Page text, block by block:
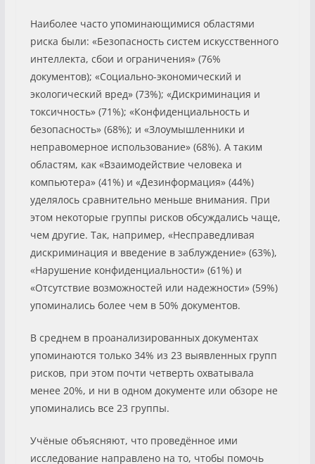
Наиболее часто упоминающимися областями
риска были: «Безопасность систем искусственного
интеллекта, сбои и ограничения» (76%
документов); «Социально-экономический и
экологический вред» (73%); «Дискриминация и
токсичность» (71%); «Конфиденциальность и
безопасность» (68%); и «Злоумышленники и
неправомерное использование» (68%). А таким
областям, как «Взаимодействие человека и
компьютера» (41%) и «Дезинформация» (44%)
уделялось сравнительно меньше внимания. При
этом некоторые группы рисков обсуждались чаще,
чем другие. Так, например, «Несправедливая
дискриминация и введение в заблуждение» (63%),
«Нарушение конфиденциальности» (61%) и
«Отсутствие возможностей или надежности» (59%)
упоминались более чем в 50% документов.
В среднем в проанализированных документах
упоминаются только 34% из 23 выявленных групп
рисков, при этом почти четверть охватывала
менее 20%, и ни в одном документе или обзоре не
упоминались все 23 группы.
Учёные объясняют, что проведённое ими
исследование направлено на то, чтобы помочь